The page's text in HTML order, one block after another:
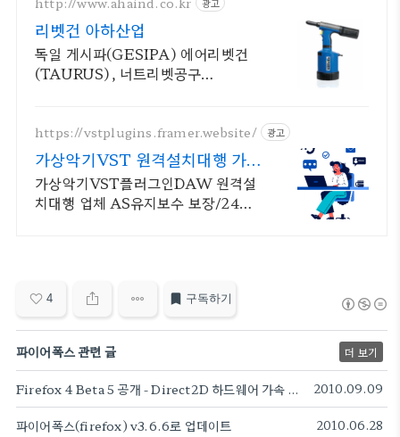
리벳건 아하산업
독일 게시파(GESIPA) 에어리벳건
(TAURUS), 너트리벳공구
https://vstplugins.framer.website/ 광고
가상악기VST 원격설치대행 가
상악기플러그인 원격설치대행
가상악기VST플러그인DAW 원격설
치대행 업체 AS유지보수 보장/24시
4 구독하기
파이어폭스 관련 글 더 보기
Firefox 4 Beta 5 공개 - Direct2D 하드웨어 가속 기능 지원 2010.09.09
파이어폭스(firefox) v3.6.6로 업데이트 2010.06.28